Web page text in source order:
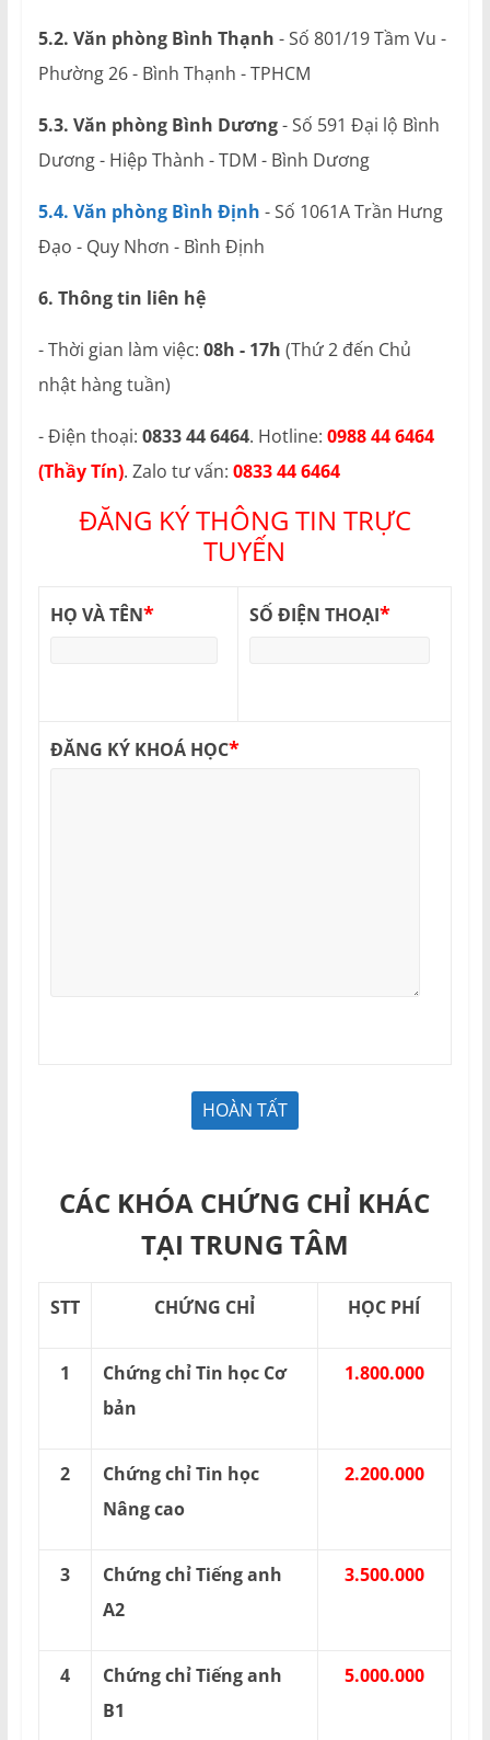
5.2. Văn phòng Bình Thạnh - Số 801/19 Tầm Vu -
Phường 26 - Bình Thạnh - TPHCM
5.3. Văn phòng Bình Dương- Số 591 Đại lộ Bình
Dương - Hiệp Thành - TDM - Bình Dương
5.4. Văn phòng Bình Định - Số 1061A Trần Hưng
Đạo - Quy Nhơn - Bình Định
6. Thông tin liên hệ
- Thời gian làm việc: 08h - 17h (Thứ 2 đến Chủ
nhật hàng tuần)
- Điện thoại: 0833 44 6464. Hotline: 0988 44 6464
(Thầy Tín). Zalo tư vấn: 0833 44 6464
ĐĂNG KÝ THÔNG TIN TRỰC
TUYẾN
HỌ VÀ TÊN* SỐ ĐIỆN THOẠI*
ĐĂNG KÝ KHOÁ HỌC*
CÁC KHÓA CHỨNG CHỈ KHÁC
TẠI TRUNG TÂM
STT CHỨNG CHỈ HỌC PHÍ
1
Chứng chỉ Tin học Cơ
bản
1.800.000
2
Chứng chỉ Tin học
Nâng cao
2.200.000
3
Chứng chỉ Tiếng anh
A2
3.500.000
4
Chứng chỉ Tiếng anh
B1
5.000.000